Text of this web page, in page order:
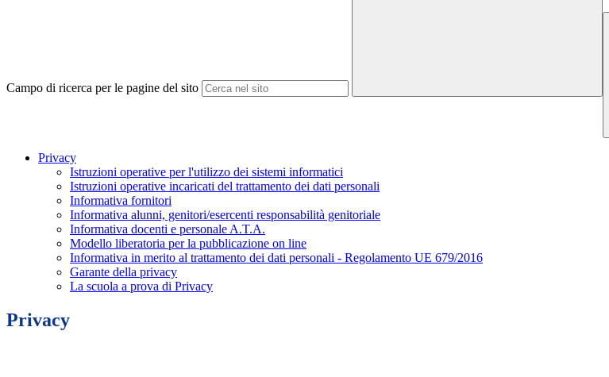
Campo di ricerca per le pagine del sito
Privacy
Istruzioni operative per l'utilizzo dei sistemi informatici
Istruzioni operative incaricati del trattamento dei dati personali
Informativa fornitori
Informativa alunni, genitori/esercenti responsabilità genitoriale
Informativa docenti e personale A.T.A.
Modello liberatoria per la pubblicazione on line
Informativa in merito al trattamento dei dati personali - Regolamento UE 679/2016
Garante della privacy
La scuola a prova di Privacy
Privacy